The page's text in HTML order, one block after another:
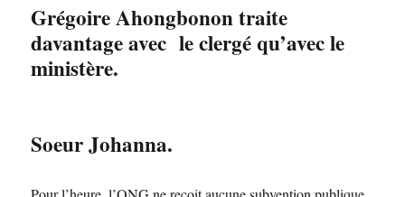
Grégoire Ahongbonon traite
davantage avec le clergé qu’avec le
ministère.
Soeur Johanna.